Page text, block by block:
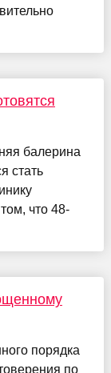
балерина
стать
что 48-
порядка
по